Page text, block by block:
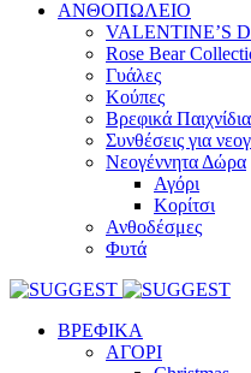
ΑΝΘΟΠΩΛΕΙΟ
VALENTINE’S
Rose Bear
Γυάλες
Κούπες
Βρεφικά Παιχνίδια
Συνθέσεις για
Νεογέννητα Δώρα
Αγόρι
Κορίτσι
Ανθοδέσμες
Φυτά
ΒΡΕΦΙΚΑ
ΑΓΟΡΙ